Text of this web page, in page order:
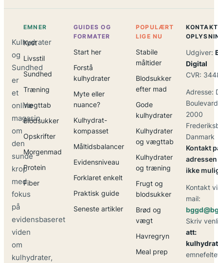
Kulhydrater
og
Sundhed
er
et
online
magasin
om
den
sunde
krop
med
fokus
på
evidensbaseret
viden
om
kulhydrater,
EMNER
Kost
Livsstil
Sundhed
Træning
Vægttab
Blodsukker
Opskrifter
Morgenmad
Protein
Fiber
GUIDES OG
FORMATER
Start her
Forstå
kulhydrater
Myte eller
nuance?
Kulhydrat-
kompasset
Måltidsbalancer
Evidensniveau
Forklaret enkelt
Praktisk guide
Seneste artikler
POPULÆRT
LIGE NU
Stabile
måltider
Blodsukker
efter mad
Gode
kulhydrater
Kulhydrater
og vægttab
Kulhydrater
og træning
Frugt og
blodsukker
Brød og
vægt
Havregryn
Meal prep
Udgiver:
Digital
CVR:
Adresse:
2000
Danmark
Kontakt
adressen
ikke
Kontakt
mail:
Skriv
att: